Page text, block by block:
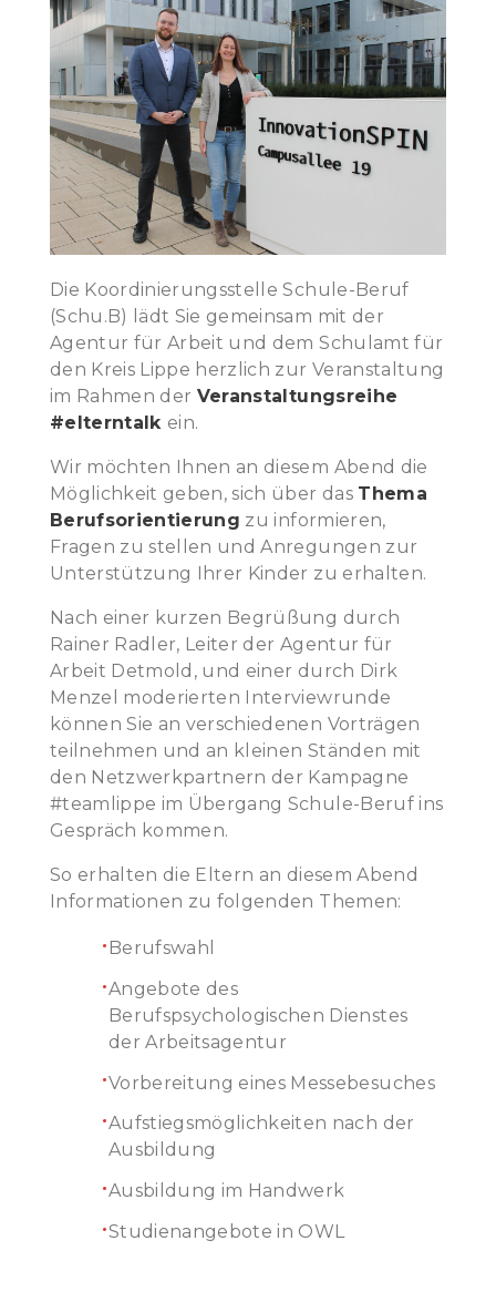
Die Koordinierungsstelle Schule-Beruf
(Schu.B) lädt Sie gemeinsam mit der
Agentur für Arbeit und dem Schulamt für
den Kreis Lippe herzlich zur Veranstaltung
im Rahmen der Veranstaltungsreihe
#elterntalk ein.
Wir möchten Ihnen an diesem Abend die
Möglichkeit geben, sich über das Thema
Berufsorientierung zu informieren,
Fragen zu stellen und Anregungen zur
Unterstützung Ihrer Kinder zu erhalten.
Nach einer kurzen Begrüßung durch
Rainer Radler, Leiter der Agentur für
Arbeit Detmold, und einer durch Dirk
Menzel moderierten Interviewrunde
können Sie an verschiedenen Vorträgen
teilnehmen und an kleinen Ständen mit
den Netzwerkpartnern der Kampagne
#teamlippe im Übergang Schule-Beruf ins
Gespräch kommen.
So erhalten die Eltern an diesem Abend
Informationen zu folgenden Themen:
Berufswahl
Angebote des
Berufspsychologischen Dienstes
der Arbeitsagentur
Vorbereitung eines Messebesuches
Aufstiegsmöglichkeiten nach der
Ausbildung
Ausbildung im Handwerk
Studienangebote in OWL